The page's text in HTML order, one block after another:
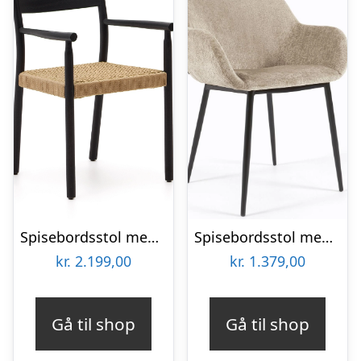
Spisebordsstol med armlæn Kave Home Yalia sortmalet egetræ håndflettet papirreb
kr. 2.199,00
Gå til shop
Spisebordsstol med armlæn Kave Home Konna beige polstret shaggy chenille vintage industriel
kr. 1.379,00
Gå til shop